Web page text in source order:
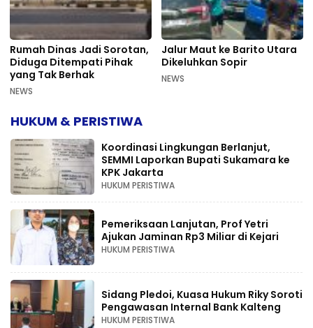
Rumah Dinas Jadi Sorotan,
Diduga Ditempati Pihak
yang Tak Berhak
NEWS
Jalur Maut ke Barito Utara
Dikeluhkan Sopir
NEWS
HUKUM & PERISTIWA
Koordinasi Lingkungan Berlanjut,
SEMMI Laporkan Bupati Sukamara ke
KPK Jakarta
HUKUM PERISTIWA
Pemeriksaan Lanjutan, Prof Yetri
Ajukan Jaminan Rp3 Miliar di Kejari
HUKUM PERISTIWA
Sidang Pledoi, Kuasa Hukum Riky Soroti
Pengawasan Internal Bank Kalteng
HUKUM PERISTIWA